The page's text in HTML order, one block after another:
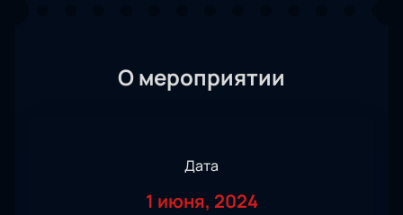
О мероприятии
Дата
1 июня, 2024